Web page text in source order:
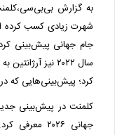
به گزارش
سال ۲۰۲۲ نیز
کرد؛ پیش‌بینی‌هایی که
کلمنت در پیش‌بینی